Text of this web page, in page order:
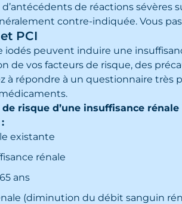
de réactions sévères
contre-indiquée. Vous
PCI
iodés peuvent induire une
de vos facteurs de risque, des
à répondre à un questionnaire très
risque d’une insuffisance
existante
rénale
ans
(diminution du débit sanguin